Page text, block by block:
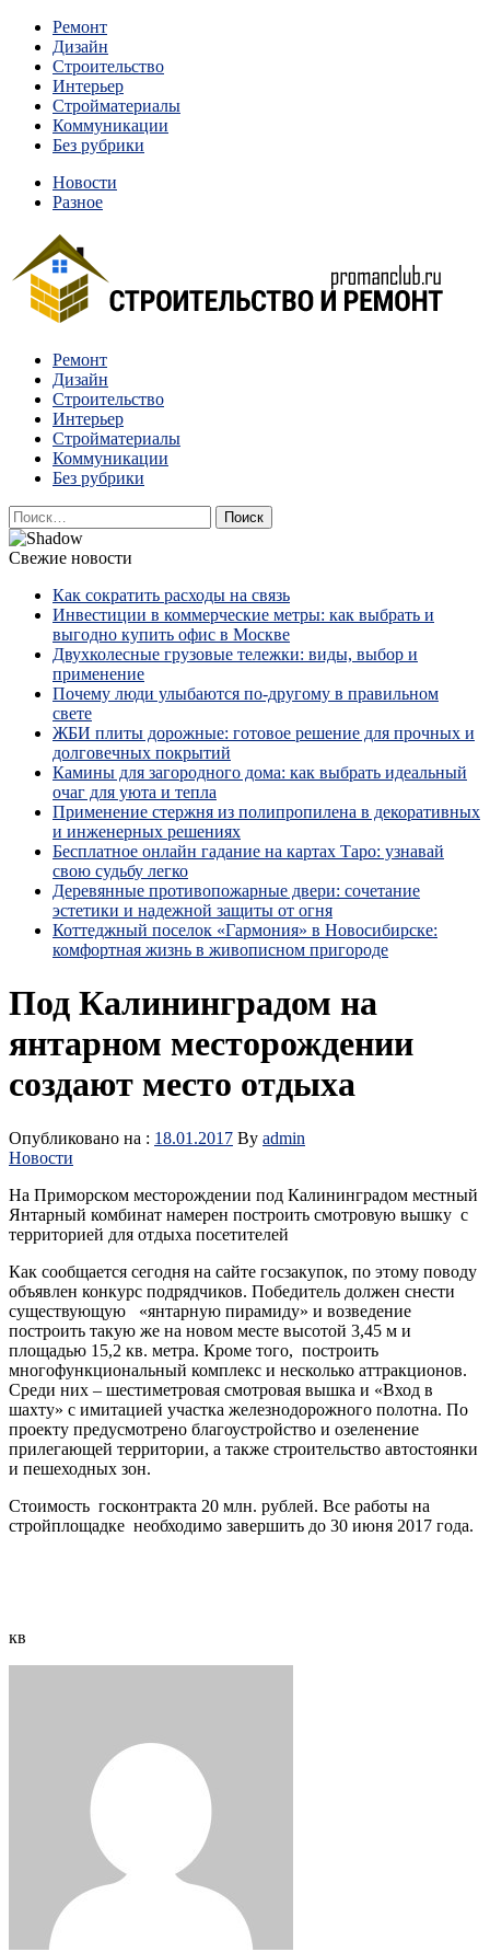
Перейти
содержимому
Ремонт
Дизайн
Строительство
Интерьер
Стройматериалы
Коммуникации
Без рубрики
Новости
Разное
Строительство и ремонт
Квартиры и дома, в которых живут разные люди, очень
отличаются между собой.
Ремонт
Дизайн
Строительство
Интерьер
Стройматериалы
Коммуникации
Без рубрики
Найти:
Свежие новости
Как сократить расходы на связь
Инвестиции в коммерческие метры: как выбрать и
выгодно купить офис в Москве
Двухколесные грузовые тележки: виды, выбор и
применение
Почему люди улыбаются по‑другому в правильном
свете
ЖБИ плиты дорожные: готовое решение для прочных и
долговечных покрытий
Камины для загородного дома: как выбрать идеальный
очаг для уюта и тепла
Применение стержня из полипропилена в декоративных
и инженерных решениях
Бесплатное онлайн гадание на картах Таро: узнавай
свою судьбу легко
Деревянные противопожарные двери: сочетание
эстетики и надежной защиты от огня
Коттеджный поселок «Гармония» в Новосибирске:
комфортная жизнь в живописном пригороде
Под Калининградом на
янтарном месторождении
создают место отдыха
Опубликовано на : 18.01.2017 By admin
Новости
На Приморском месторождении под Калининградом местный
Янтарный комбинат намерен построить смотровую вышку с
территорией для отдыха посетителей
Как сообщается сегодня на сайте госзакупок, по этому поводу
объявлен конкурс подрядчиков. Победитель должен снести
существующую «янтарную пирамиду» и возведение
построить такую же на новом месте высотой 3,45 м и
площадью 15,2 кв. метра. Кроме того, построить
многофункциональный комплекс и несколько аттракционов.
Среди них – шестиметровая смотровая вышка и «Вход в
шахту» с имитацией участка железнодорожного полотна. По
проекту предусмотрено благоустройство и озеленение
прилегающей территории, а также строительство автостоянки
и пешеходных зон.
Стоимость госконтракта 20 млн. рублей. Все работы на
стройплощадке необходимо завершить до 30 июня 2017 года.
кв